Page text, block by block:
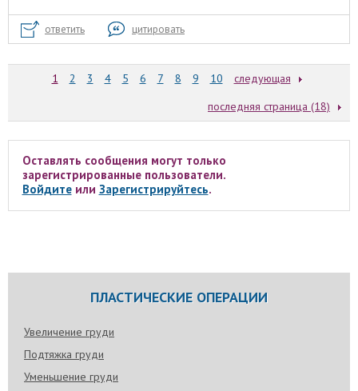
ответить цитировать
1 2 3 4 5 6 7 8 9 10
следующая
последняя страница (18)
Оставлять сообщения могут только
зарегистрированные пользователи.
Войдитеили Зарегистрируйтесь.
ПЛАСТИЧЕСКИЕ ОПЕРАЦИИ
Увеличение груди
Подтяжка груди
Уменьшение груди